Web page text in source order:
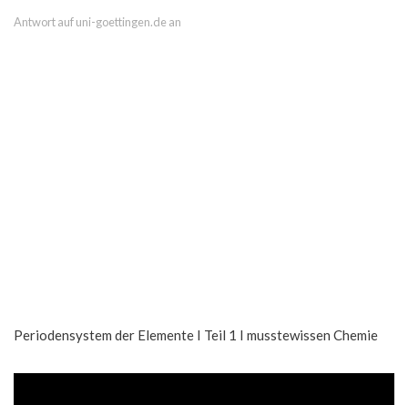
Antwort auf uni-goettingen.de an
Periodensystem der Elemente I Teil 1 I musstewissen Chemie